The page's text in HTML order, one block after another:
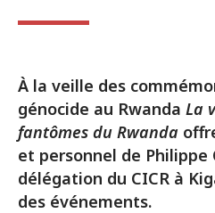
À la veille des
génocide au Rwanda La
fantômes du Rwanda
et personnel de Philippe
délégation du CICR à
des événements.